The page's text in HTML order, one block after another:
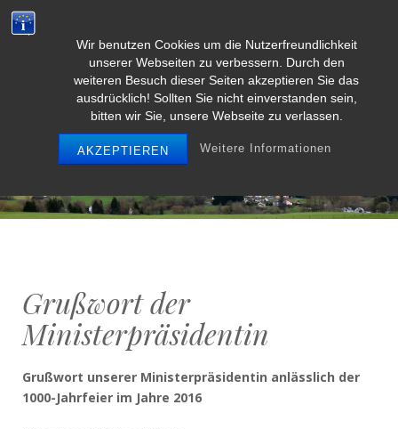
Wir benutzen Cookies um die Nutzerfreundlichkeit
unserer Webseiten zu verbessern. Durch den
weiteren Besuch dieser Seiten akzeptieren Sie das
ausdrücklich! Sollten Sie nicht einverstanden sein,
bitten wir Sie, unsere Webseite zu verlassen.
AKZEPTIEREN Weitere Informationen
Weidenbach/Eifel
MENU
Grußwort der
Ministerpräsidentin
Grußwort unserer Ministerpräsidentin anlässlich der
1000-Jahrfeier im Jahre 2016